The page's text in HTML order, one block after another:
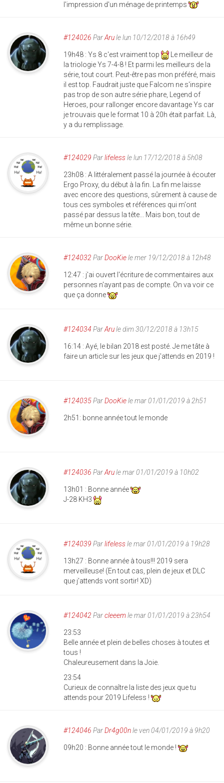
l'impression d'un ménage de printemps
#124026 ParArule lun 10/12/2018 à 16h49
19h48 : Ys 8 c'est vraiment top
Le meilleur de
la triologie Ys 7-4-8 ! Et parmi les meilleurs de la
série, tout court. Peut-être pas mon préféré, mais
il est top. Faudrait juste que Falcom ne s'inspire
pas trop de son autre série phare, Legend of
Heroes, pour rallonger encore davantage Ys car
je trouvais que le format 10 à 20h était parfait. Là,
y a du remplissage.
#124029 Parlifelessle lun 17/12/2018 à 5h08
23h08 : A littéralement passé la journée à écouter
Ergo Proxy, du début à la fin. La fin me laisse
avec encore des questions, sûrement à cause de
tous ces symboles et références qui m'ont
passé par dessus la tête... Mais bon, tout de
même un bonne série.
#124032 ParDooKiele mer 19/12/2018 à 12h48
12:47 : j'ai ouvert l'écriture de commentaires aux
personnes n'ayant pas de compte. On va voir ce
que ça donne
#124034 ParArule dim 30/12/2018 à 13h15
16:14 : Ayé, le bilan 2018 est posté. Je me tâte à
faire un article sur les jeux que j'attends en 2019 !
#124035ParDooKiele mar 01/01/2019 à 2h51
2h51: bonne année tout le monde
#124036 ParArule mar 01/01/2019 à 10h02
13h01 : Bonne année
J-28 KH3
#124039 Parlifelessle mar 01/01/2019 à 19h28
13h27 : Bonne année à tous!!! 2019 sera
merveilleuse! (En tout cas, plein de jeux et DLC
que j'attends vont sortir! XD)
#124042 Parcleeemle mar 01/01/2019 à 23h54
23:53
Belle année et plein de belles choses à toutes et
tous !
Chaleureusement dans la Joie.
23:54
Curieux de connaître la liste des jeux que tu
attends pour 2019 Lifeless !
#124046 ParDr4g00nle ven 04/01/2019 à 9h20
09h20 : Bonne année tout le monde !